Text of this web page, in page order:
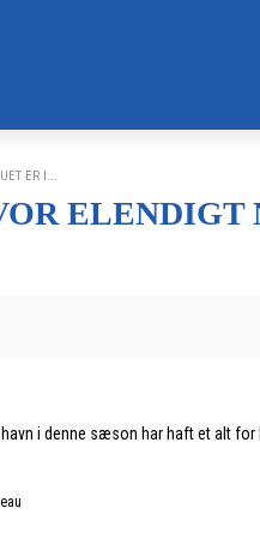
ER I...
ELENDIGT
i denne sæson har haft et alt